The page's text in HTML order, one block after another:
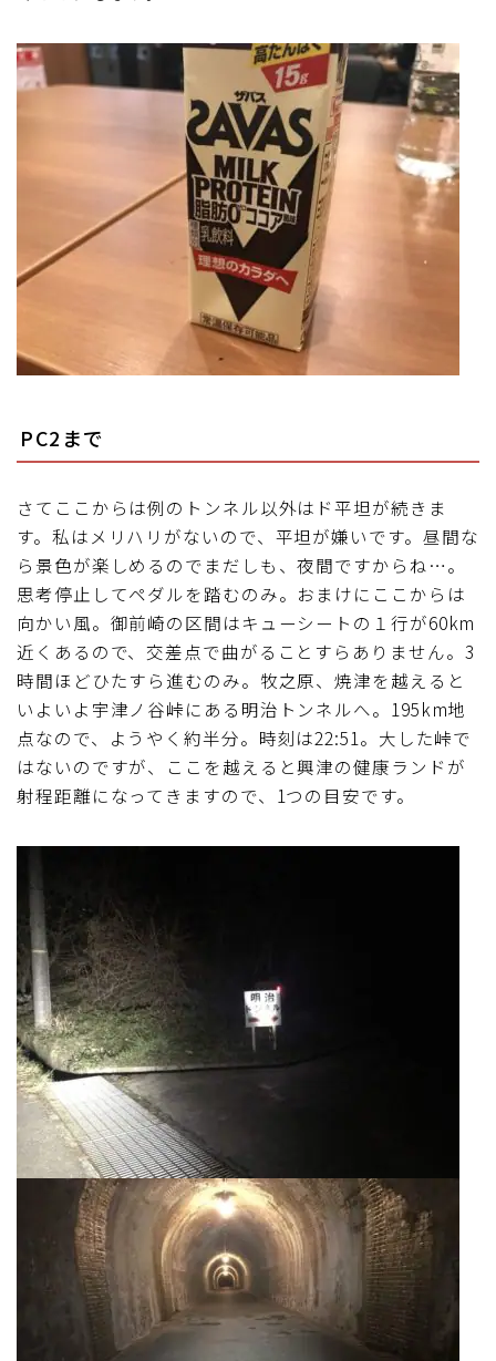
PC2まで
さてここからは例のトンネル以外はド平坦が続きま
す。私はメリハリがないので、平坦が嫌いです。昼間な
ら景色が楽しめるのでまだしも、夜間ですからね…。
思考停止してペダルを踏むのみ。おまけにここからは
向かい風。御前崎の区間はキューシートの１行が60km
近くあるので、交差点で曲がることすらありません。3
時間ほどひたすら進むのみ。牧之原、焼津を越えると
いよいよ宇津ノ谷峠にある明治トンネルへ。195km地
点なので、ようやく約半分。時刻は22:51。大した峠で
はないのですが、ここを越えると興津の健康ランドが
射程距離になってきますので、1つの目安です。